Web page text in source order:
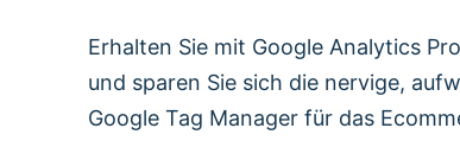
Erhalten Sie mit Google Analytics
und sparen Sie sich die nervige,
Google Tag Manager für das